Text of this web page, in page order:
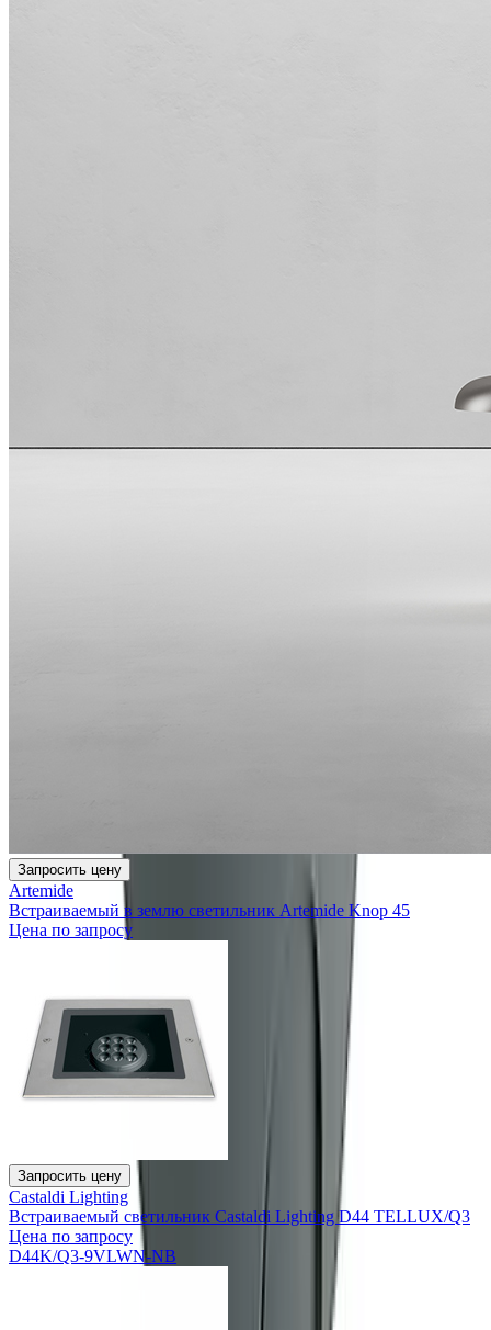
Запросить цену
Artemide
Встраиваемый в землю светильник Artemide Knop 45
Цена по запросу
Запросить цену
Castaldi Lighting
Встраиваемый светильник Castaldi Lighting D44 TELLUX/Q3
Цена по запросу
D44K/Q3-9VLWN-NB